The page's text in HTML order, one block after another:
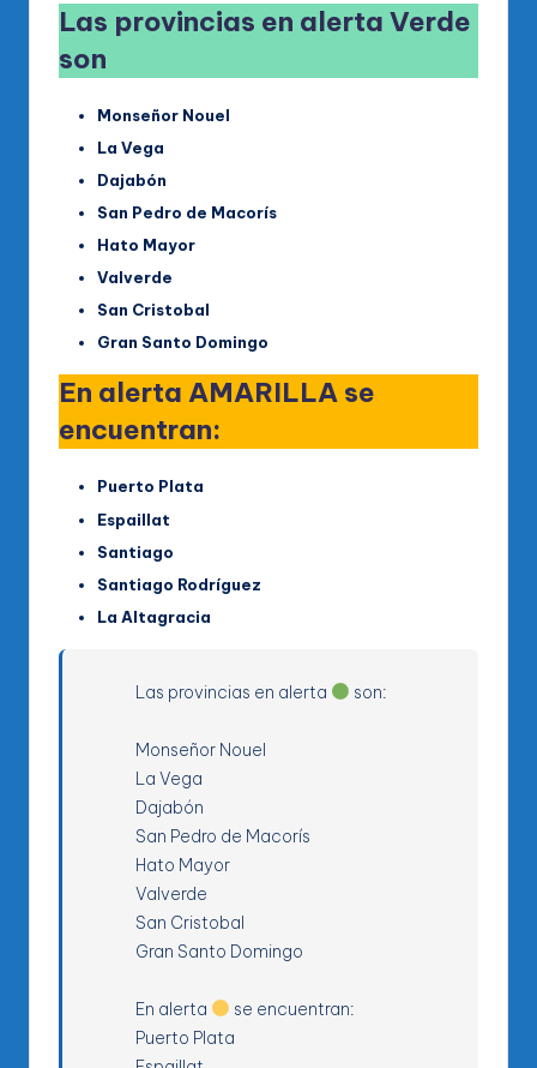
Las provincias en alerta Verde
son
Monseñor Nouel
La Vega
Dajabón
San Pedro de Macorís
Hato Mayor
Valverde
San Cristobal
Gran Santo Domingo
En alerta AMARILLA se
encuentran:
Puerto Plata
Espaillat
Santiago
Santiago Rodríguez
La Altagracia
Las provincias en alerta son:
Monseñor Nouel
La Vega
Dajabón
San Pedro de Macorís
Hato Mayor
Valverde
San Cristobal
Gran Santo Domingo
En alerta
se encuentran:
Puerto Plata